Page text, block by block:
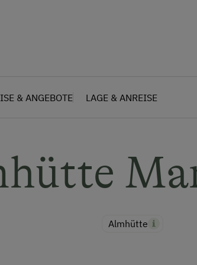
& ANGEBOTE LAGE & ANREISE
Almhütte